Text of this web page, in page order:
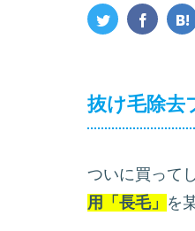
抜け毛除去
ついに買って
用「長毛」 を